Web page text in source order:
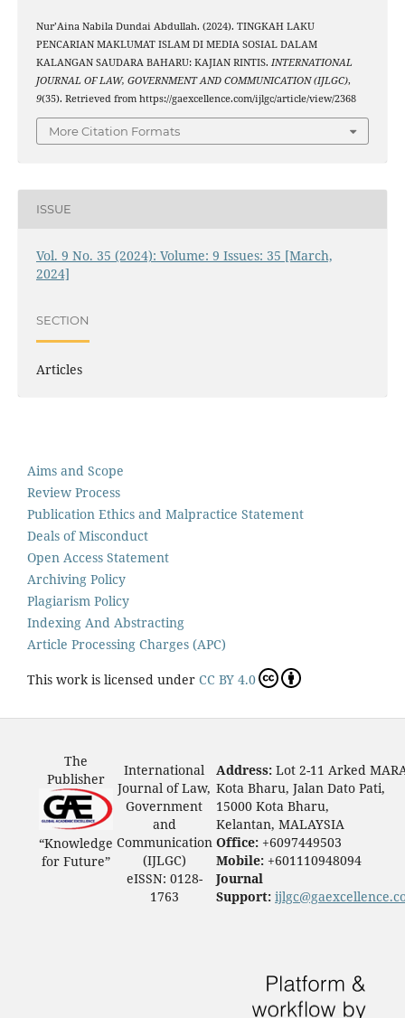
Nur’Aina Nabila Dundai Abdullah. (2024). TINGKAH LAKU
PENCARIAN MAKLUMAT ISLAM DI MEDIA SOSIAL DALAM
KALANGAN SAUDARA BAHARU: KAJIAN RINTIS. INTERNATIONAL
JOURNAL OF LAW, GOVERNMENT AND COMMUNICATION (IJLGC),
9(35). Retrieved from https://gaexcellence.com/ijlgc/article/view/2368
More Citation Formats
ISSUE
Vol. 9 No. 35 (2024): Volume: 9 Issues: 35 [March,
2024]
SECTION
Articles
Aims and Scope
Review Process
Publication Ethics and Malpractice Statement
Deals of Misconduct
Open Access Statement
Archiving Policy
Plagiarism Policy
Indexing And Abstracting
Article Processing Charges (APC)
This work is licensed under CC BY 4.0
The
Publisher
“Knowledge
for Future”
International
Journal of Law,
Government
and
Communication
(IJLGC)
eISSN: 0128-
1763
Address: Lot 2-11 Arked
Kota Bharu, Jalan Dato Pati,
15000 Kota Bharu,
Kelantan, MALAYSIA
Office: +6097449503
Mobile: +601110948094
Journal
Support: